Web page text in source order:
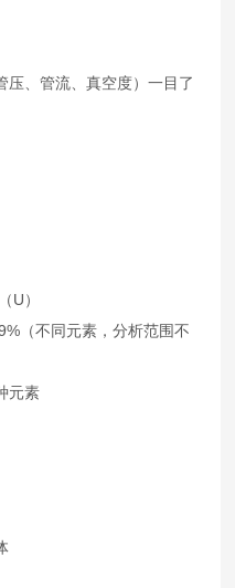
压、管流、真空度）一目了
U）
（不同元素，分析范围不
元素